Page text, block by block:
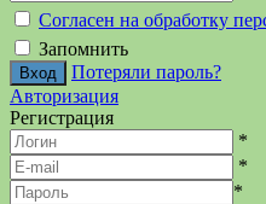
Согласен на обработку
Запомнить
Потеряли пароль?
Авторизация
Регистрация
*
*
*